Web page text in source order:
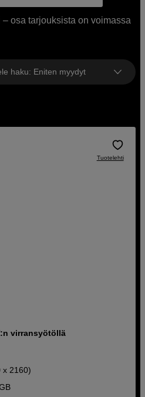
– osa tarjouksista on voimassa
haku: Eniten myydyt
Tuotelehti
virransyötöllä
x 2160)